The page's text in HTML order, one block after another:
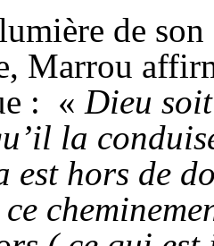
de son
Marrou
: « Dieu
la
est hors de
ce